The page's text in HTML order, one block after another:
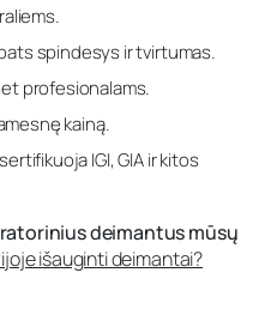
spindesys ir tvirtumas.
profesionalams.
kainą.
IGI, GIA ir kitos
deimantus mūsų
išauginti deimantai?